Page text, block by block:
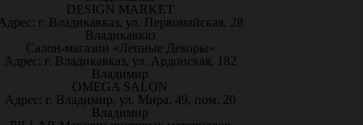
DESIGN MARKET
г. Владикавказ, ул. Первомайская, 28
Владикавказ
Салон-магазин «Лепные Декоры»
Адрес: г. Владикавказ, ул. Ардонская, 182
Владимир
OMEGA SALON
Адрес: г. Владимир, ул. Мира, 49, пом. 20
Владимир